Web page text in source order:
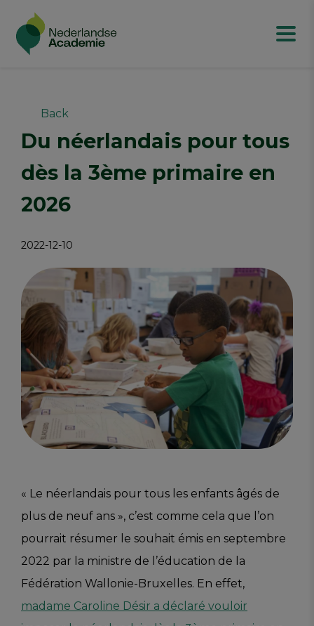
Back
Du néerlandais pour tous
dès la 3ème primaire en
2026
2022-12-10
« Le néerlandais pour tous les enfants âgés de
plus de neuf ans », c’est comme cela que l’on
pourrait résumer le souhait émis en septembre
2022 par la ministre de l’éducation de la
Fédération Wallonie-Bruxelles. En effet,
madame Caroline Désir a déclaré vouloir